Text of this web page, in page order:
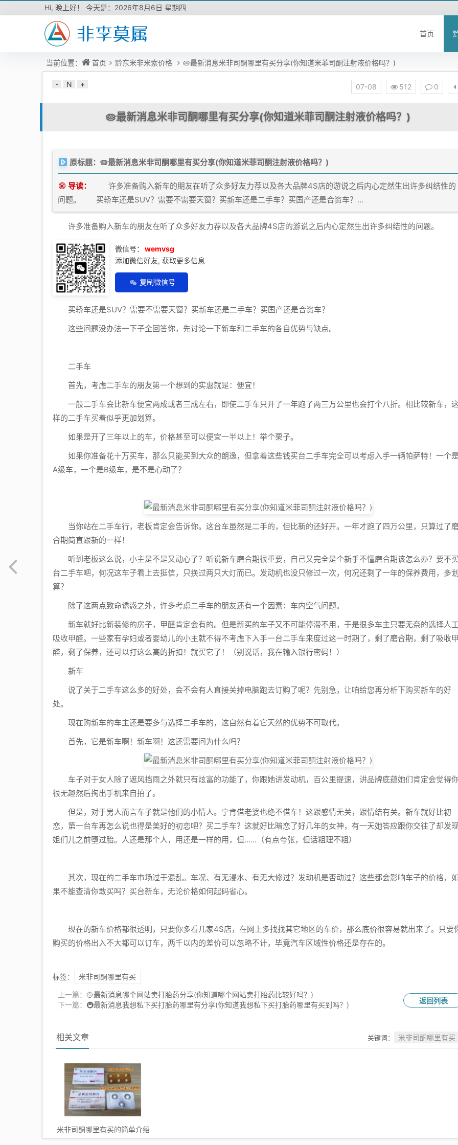
Hi, 晚上好！ 今天是： 2026年8月6日 星期四
首页
当前位置： 首页 黔东米非米索价格 🥧最新消息米非司酮哪里有买分享(你知道米菲司酮注射液价格吗？)
07-08 512 0
- N +
🥧最新消息米非司酮哪里有买分享(你知道米菲司酮注射液价格吗？)
原标题：🥧最新消息米非司酮哪里有买分享(你知道米菲司酮注射液价格吗？)
导读：
许多准备购入新车的朋友在听了众多好友力荐以及各大品牌4S店的游说之后内心定然生出许多纠结性的
问题。 买轿车还是SUV？需要不需要天窗？买新车还是二手车？买国产还是合资车？...
许多准备购入新车的朋友在听了众多好友力荐以及各大品牌4S店的游说之后内心定然生出许多纠结性的问题。
微信号：
wemvsg
添加微信好友, 获取更多信息
复制微信号
买轿车还是SUV？需要不需要天窗？买新车还是二手车？买国产还是合资车？
这些问题没办法一下子全回答你，先讨论一下新车和二手车的各自优势与缺点。
二手车
首先，考虑二手车的朋友第一个想到的实惠就是：便宜！
一般二手车会比新车便宜两成或者三成左右，即使二手车只开了一年跑了两三万公里也会打个八折。相比较新车，
样的二手车买着似乎更加划算。
如果是开了三年以上的车，价格甚至可以便宜一半以上！举个栗子。
如果你准备花十万买车，那么只能买到大众的朗逸，但拿着这些钱买台二手车完全可以考虑入手一辆帕萨特！一个
A级车，一个是B级车，是不是心动了？
当你站在二手车行，老板肯定会告诉你。这台车虽然是二手的，但比新的还好开。一年才跑了四万公里，只算过了
合期简直跟新的一样！
听到老板这么说，小主是不是又动心了？听说新车磨合期很重要，自己又完全是个新手不懂磨合期该怎么办？要不
台二手车吧，何况这车子看上去挺信，只换过两只大灯而已。发动机也没只修过一次，何况还剩了一年的保养费用，多
算？
除了这两点致命诱惑之外，许多考虑二手车的朋友还有一个因素：车内空气问题。
新车就好比新装修的房子，甲醛肯定会有的。但是新买的车子又不可能停滞不用，于是很多车主只要无奈的选择人
吸收甲醛。一些家有孕妇或者婴幼儿的小主就不得不考虑下入手一台二手车来度过这一时期了，剩了磨合期，剩了吸收
醛，剩了保养，还可以打这么高的折扣！就买它了！（别说话，我在输入银行密码！）
新车
说了关于二手车这么多的好处，会不会有人直接关掉电脑跑去订购了呢？先别急，让咱给您再分析下购买新车的好
处。
现在购新车的车主还是要多与选择二手车的，这自然有着它天然的优势不可取代。
首先，它是新车啊！新车啊！这还需要问为什么吗？
车子对于女人除了遮风挡雨之外就只有炫富的功能了，你跟她讲发动机，百公里提速，讲品牌底蕴她们肯定会觉得
很无趣然后掏出手机来自拍了。
但是，对于男人而言车子就是他们的小情人。宁肯借老婆也绝不借车！这跟感情无关，跟情结有关。新车就好比初
恋，第一台车再怎么说也得是美好的初恋吧？买二手车？这就好比暗恋了好几年的女神，有一天她答应跟你交往了却发
姐们儿之前堕过胎。人还是那个人，用还是一样的用，但……（有点夸张，但话粗理不粗）
其次，现在的二手车市场过于混乱。车况、有无浸水、有无大修过？发动机是否动过？这些都会影响车子的价格，
果不能查清你敢买吗？买台新车，无论价格如何起码省心。
现在的新车价格都很透明，只要你多看几家4S店，在网上多找找其它地区的车价，那么底价很容易就出来了。只要
购买的价格出入不大都可以订车，两千以内的差价可以忽略不计，毕竟汽车区域性价格还是存在的。
标签： 米非司酮哪里有买
返回列表
上一篇： 🥎最新消息哪个网站卖打胎药分享(你知道哪个网站卖打胎药比较好吗？)
下一篇： 🚇最新消息我想私下买打胎药哪里有分享(你知道我想私下买打胎药哪里有买到吗？)
相关文章 关键词： 米非司酮哪里有买
米非司酮哪里有买的简单介绍